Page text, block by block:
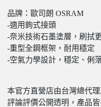
品牌：歐司朗 OSRAM
-適用鉤式接頭
-奈米技術石墨塗層，刷拭
-重型全鋼框架，耐用穩定
-空氣力學設計，穩定、俐
本官方直營店由台灣總代
評論評價公開透明，產品